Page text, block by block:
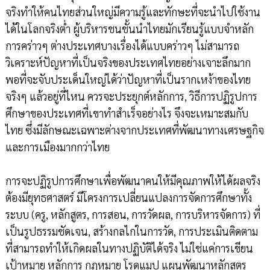
จริงทำให้คนไทยส่วนใหญ่มีความรู้และทักษะที่จะนำไปใช้งาน
ได้ในโลกจริงต่ำ ผู้บริหารชนชั้นนำไทยมักเรียนรู้แบบจำหลัก
การคร่าวๆ ต่างประเทศบางเรื่องได้แบบคร่าวๆ ไม่สามารถ
วิเคราะห์ปัญหาที่เป็นจริงของประเทศไทยอย่างเจาะลึกมาก
พอที่จะจับประเด็นใหญ่ได้ว่าปัญหาที่เป็นรากเหง้าของไทย
จริงๆ แล้วอยู่ที่ไหน ควรจะประยุกต์หลักการ, วิธีการปฏิรูปการ
ศึกษาของประเทศที่เขาทำสำเร็จอย่างไร จึงจะเหมาะสมกับ
ไทย ซึ่งมีลักษณะเฉพาะต่างจากประเทศที่พัฒนาทางเศรษฐกิจ
และการเมืองมากกว่าไทย
การจะปฏิรูปการศึกษาเพื่อพัฒนาคนให้มีคุณภาพให้ได้ผลจริง
ต้องมียุทธศาสตร์ มีโครงการเปลี่ยนแปลงการจัดการศึกษาทั้ง
ระบบ (ครู, หลักสูตร, การสอน, การวัดผล, การบริหารจัดการ) ที่
เป็นรูปธรรมชัดเจน, สร้างกลไกในการวัด, การประเมินติดตาม
ที่สามารถทำให้เกิดผลในทางปฏิบัติได้จริง ไม่ใช่แค่การเขียน
เป้าหมาย หลักการ กฎหมาย โรดแมป แผนพัฒนาหลักสูตร